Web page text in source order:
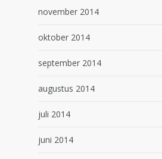
november 2014
oktober 2014
september 2014
augustus 2014
juli 2014
juni 2014